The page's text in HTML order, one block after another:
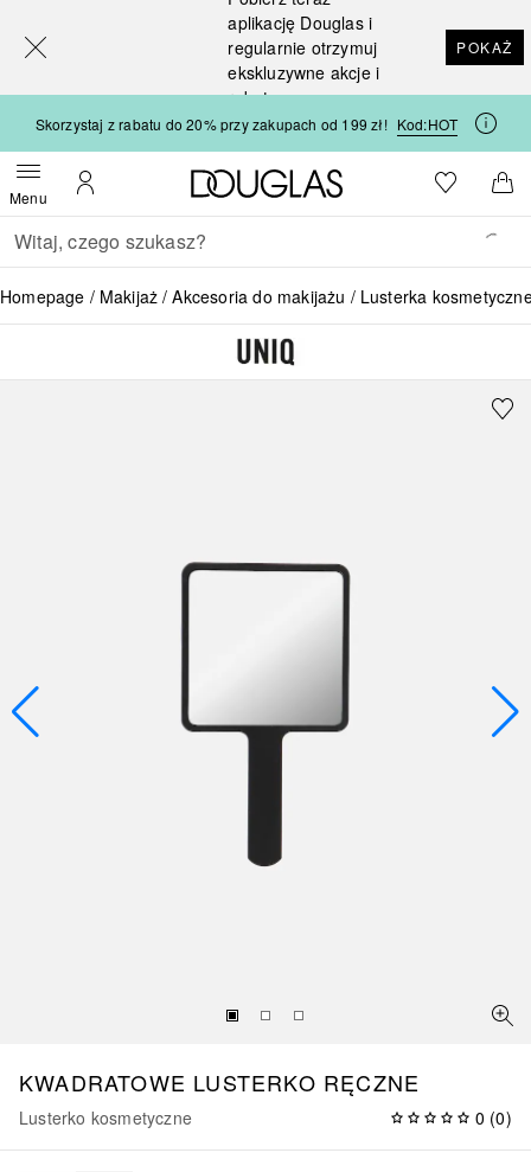
aplikację Douglas i
regularnie otrzymuj
ekskluzywne akcje i
rabaty
POKAŻ
Skorzystaj z rabatu do 20% przy zakupach od 199 zł! Kod:HOT
MenuOtwórz menuMoje konto
Strona główna Douglas
Do listyDo
Wracać
Wykonaj wyszukiwanie
Homepage Makijaż Akcesoria do makijażu Lusterka
KWADRATOWE LUSTERKO RĘCZNE
Lusterko kosmetyczne 0 (0)
[navigation.slideout.screenreader]